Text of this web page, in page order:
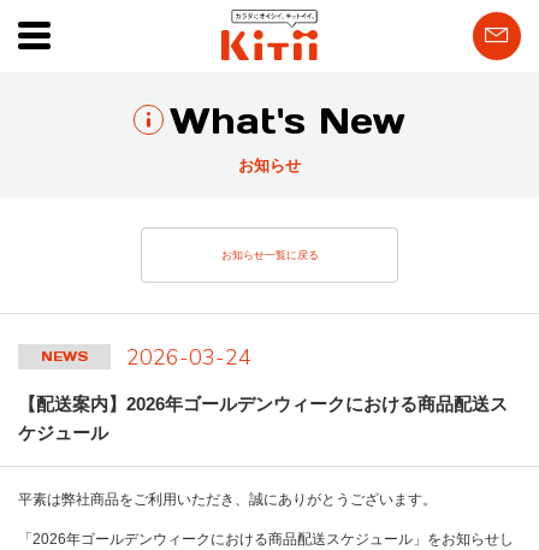
What's New
お知らせ
お知らせ一覧に戻る
NEWS 2026-03-24
【配送案内】2026年ゴールデンウィークにおける商品配送ス
ケジュール
平素は弊社商品をご利用いただき、誠にありがとうございます。
「2026年ゴールデンウィークにおける商品配送スケジュール」をお知らせし